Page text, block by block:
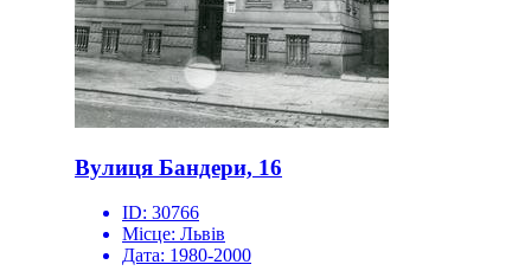
Вулиця Бандери, 16
ID: 30766
Місце: Львів
Дата: 1980-2000